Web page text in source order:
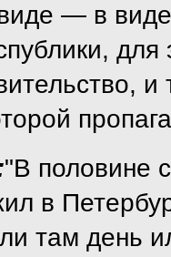
— в виде
для
и
"В половине
в
там день